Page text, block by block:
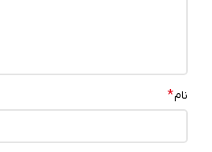
نام*